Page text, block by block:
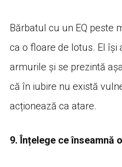
Bărbatul cu un EQ peste
ca o floare de lotus. El își
armurile și se prezintă
că în iubire nu există
acționează ca atare.
9. Înțelege ce înseamnă